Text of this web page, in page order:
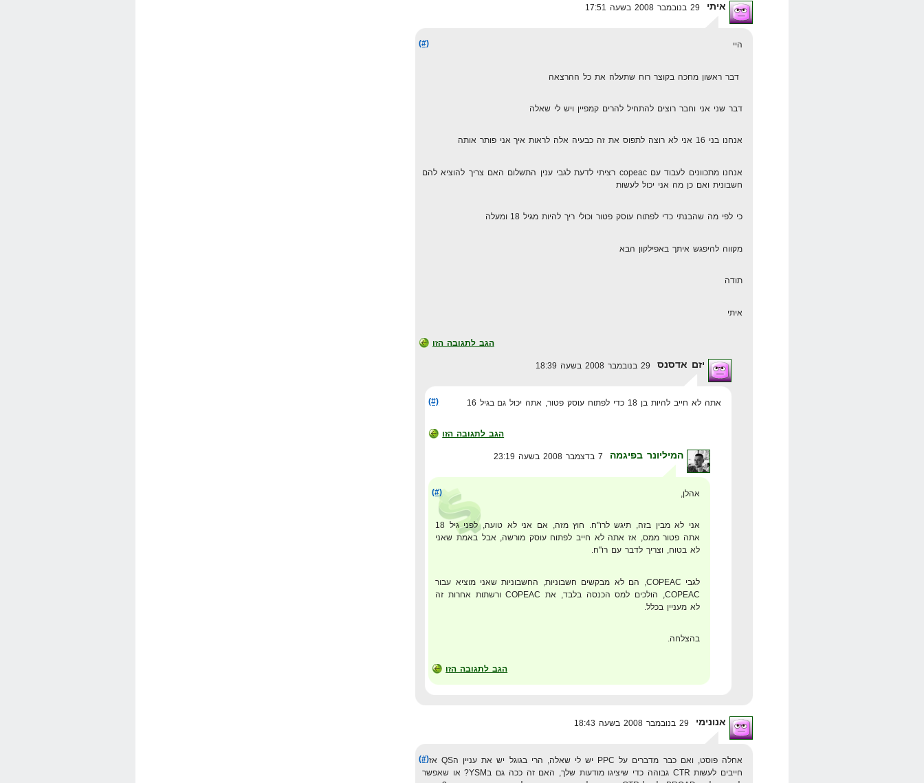
איתי
(#) היי
דבר ראשון מחכה בקוצר רוח שתעלה את כל ההרצאה
דבר שני אני וחבר רוצים להתחיל להרים קמפיין ויש לי שאלה
אנחנו בני 16 אני לא רוצה לתפוס את זה כבעיה אלה לראות איך אני פותר אותה
אנחנו מתכוונים לעבוד עם copeac רציתי לדעת לגבי ענין התשלום האם צריך להוציא להם
חשבונית ואם כן מה אני יכול לעשות
כי לפי מה שהבנתי כדי לפתוח עוסק פטור וכולי ריך להיות מגיל 18 ומעלה
מקווה להיפגש איתך באפילקון הבא
תודה
איתי
הגב לתגובה הזו
יזם אדסנס29 בנובמבר 2008 בשעה 18:39
(#) אתה לא חייב להיות בן 18 כדי לפתוח עוסק פטור, אתה יכול גם בגיל 16
הגב לתגובה הזו
המיליונר בפיגמה
(#) אהלן,
אני לא מבין בזה, תיגש לרו"ח. חוץ מזה, אם אני לא טועה, לפני גיל 18
אתה פטור ממס, אז אתה לא חייב לפתוח עוסק מורשה, אבל באמת שאני
לא בטוח, וצריך לדבר עם רו"ח.
לגבי COPEAC, הם לא מבקשים חשבוניות, החשבוניות שאני מוציא עבור
COPEAC, הולכים למס הכנסה בלבד, את COPEAC ורשתות אחרות זה
לא מעניין בכלל.
בהצלחה.
הגב לתגובה הזו
אנונימי
(#)אחלה פוסט, ואם כבר מדברים על PPC יש לי שאלה, הרי בגוגל יש את עניין הQS אז
חייבים לעשות CTR גבוהה כדי שיציגו מודעות שלך, האם זה ככה גם בYSM? או שאפשר